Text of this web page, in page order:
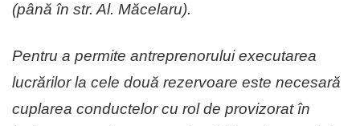
(până în str. Al. Măcelaru).
Pentru a permite antreprenorului executarea
lucrărilor la cele două rezervoare este necesară
cuplarea conductelor cu rol de provizorat în